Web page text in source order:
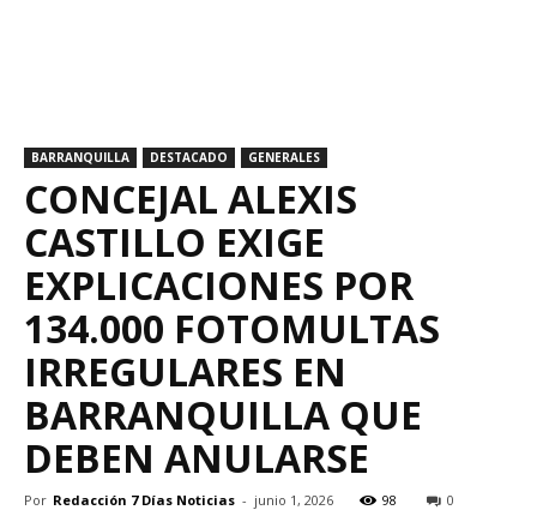
BARRANQUILLA DESTACADO GENERALES
CONCEJAL ALEXIS
CASTILLO EXIGE
EXPLICACIONES POR
134.000 FOTOMULTAS
IRREGULARES EN
BARRANQUILLA QUE
DEBEN ANULARSE
Por Redacción 7 Días Noticias - junio 1, 2026 98 0